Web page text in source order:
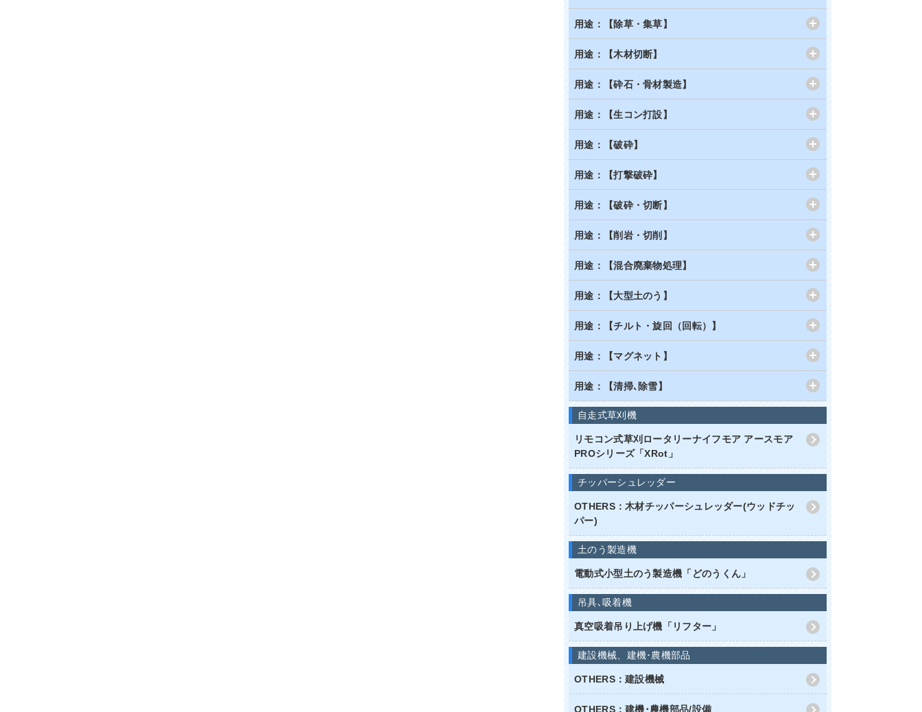
用途：【除草・集草】
用途：【木材切断】
用途：【砕石・骨材製造】
用途：【生コン打設】
用途：【破砕】
用途：【打撃破砕】
用途：【破砕・切断】
用途：【削岩・切削】
用途：【混合廃棄物処理】
用途：【大型土のう】
用途：【チルト・旋回（回転）】
用途：【マグネット】
用途：【清掃､除雪】
自走式草刈機
リモコン式草刈ロータリーナイフモア アースモア
PROシリーズ「XRot」
チッパーシュレッダー
OTHERS：木材チッパーシュレッダー(ウッドチッ
パー)
土のう製造機
電動式小型土のう製造機「どのうくん」
吊具､吸着機
真空吸着吊り上げ機「リフター」
建設機械、建機･農機部品
OTHERS：建設機械
OTHERS：建機･農機部品/設備